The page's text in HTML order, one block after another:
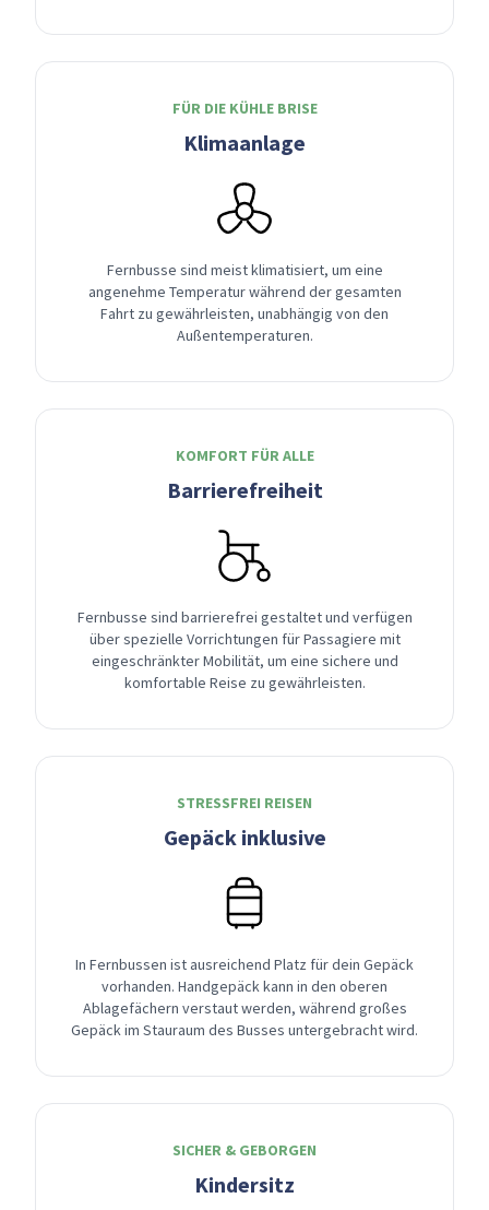
FÜR DIE KÜHLE BRISE
Klimaanlage
Fernbusse sind meist klimatisiert, um eine
angenehme Temperatur während der gesamten
Fahrt zu gewährleisten, unabhängig von den
Außentemperaturen.
KOMFORT FÜR ALLE
Barrierefreiheit
Fernbusse sind barrierefrei gestaltet und verfügen
über spezielle Vorrichtungen für Passagiere mit
eingeschränkter Mobilität, um eine sichere und
komfortable Reise zu gewährleisten.
STRESSFREI REISEN
Gepäck inklusive
In Fernbussen ist ausreichend Platz für dein Gepäck
vorhanden. Handgepäck kann in den oberen
Ablagefächern verstaut werden, während großes
Gepäck im Stauraum des Busses untergebracht wird.
SICHER & GEBORGEN
Kindersitz